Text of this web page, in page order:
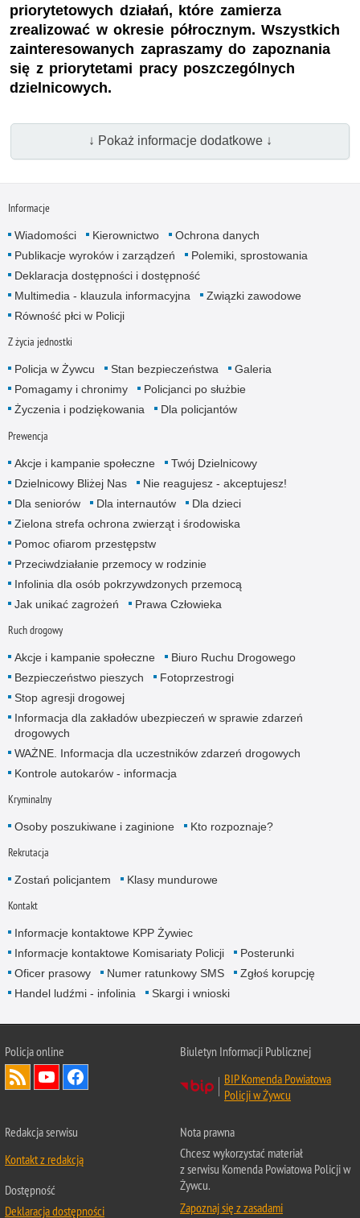
priorytetowych działań, które zamierza
zrealizować w okresie półrocznym. Wszystkich
zainteresowanych zapraszamy do zapoznania
się z priorytetami pracy poszczególnych
dzielnicowych.
↓ Pokaż informacje dodatkowe ↓
Informacje
Wiadomości Kierownictwo
Ochrona danych
Publikacje wyroków i zarządzeń
Polemiki, sprostowania
Deklaracja dostępności i dostępność
Multimedia - klauzula informacyjna
Związki zawodowe
Równość płci w Policji
Z życia jednostki
Policja w Żywcu Stan bezpieczeństwa
Galeria
Pomagamy i chronimy
Policjanci po służbie
Życzenia i podziękowania
Dla policjantów
Prewencja
Akcje i kampanie społeczne
Twój Dzielnicowy
Dzielnicowy Bliżej Nas
Nie reagujesz - akceptujesz!
Dla seniorów
Dla internautów
Dla dzieci
Zielona strefa ochrona zwierząt i środowiska
Pomoc ofiarom przestępstw
Przeciwdziałanie przemocy w rodzinie
Infolinia dla osób pokrzywdzonych przemocą
Jak unikać zagrożeń
Prawa Człowieka
Ruch drogowy
Akcje i kampanie społeczne
Biuro Ruchu Drogowego
Bezpieczeństwo pieszych
Fotoprzestrogi
Stop agresji drogowej
Informacja dla zakładów ubezpieczeń w sprawie zdarzeń
drogowych
WAŻNE. Informacja dla uczestników zdarzeń drogowych
Kontrole autokarów - informacja
Kryminalny
Osoby poszukiwane i zaginione Kto rozpoznaje?
Rekrutacja
Zostań policjantem Klasy mundurowe
Kontakt
Informacje kontaktowe KPP Żywiec
Informacje kontaktowe Komisariaty Policji
Posterunki
Oficer prasowy
Numer ratunkowy SMS
Zgłoś korupcję
Handel ludźmi - infolinia
Skargi i wnioski
Policja online
Biuletyn Informacji Publicznej
BIP Komenda Powiatowa
Policji w Żywcu
Redakcja serwisu
Kontakt z redakcją
Dostępność
Deklaracja dostępności
Nota prawna
Chcesz wykorzystać materiał
z serwisu Komenda Powiatowa Policji w
Żywcu.
Zapoznaj się z zasadami